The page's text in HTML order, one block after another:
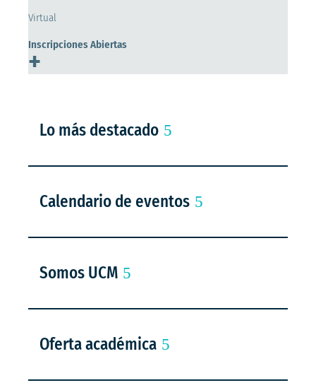
Virtual
Inscripciones Abiertas
+
Lo más destacado
Calendario de eventos
Somos UCM
Oferta académica